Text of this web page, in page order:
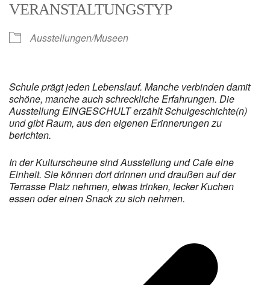
VERANSTALTUNGSTYP
Ausstellungen/Museen
Schule prägt jeden Lebenslauf. Manche verbinden damit
schöne, manche auch schreckliche Erfahrungen. Die
Ausstellung EINGESCHULT erzählt Schulgeschichte(n)
und gibt Raum, aus den eigenen Erinnerungen zu
berichten.
In der Kulturscheune sind Ausstellung und Cafe eine
Einheit. Sie können dort drinnen und draußen auf der
Terrasse Platz nehmen, etwas trinken, lecker Kuchen
essen oder einen Snack zu sich nehmen.